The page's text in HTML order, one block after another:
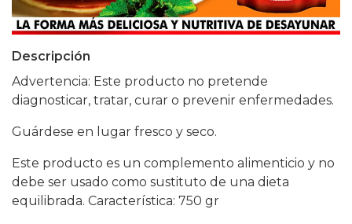
Descripción
Advertencia: Este producto no pretende
diagnosticar, tratar, curar o prevenir enfermedades.
Guárdese en lugar fresco y seco.
Este producto es un complemento alimenticio y no
debe ser usado como sustituto de una dieta
equilibrada. Característica: 750 gr